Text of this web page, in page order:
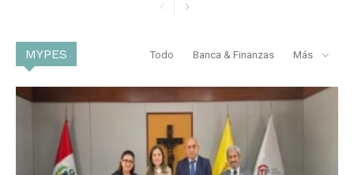
MYPES Todo Banca & Finanzas Más